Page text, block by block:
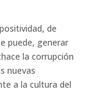
de
puede, generar
la corrupción
nuevas
a la cultura del